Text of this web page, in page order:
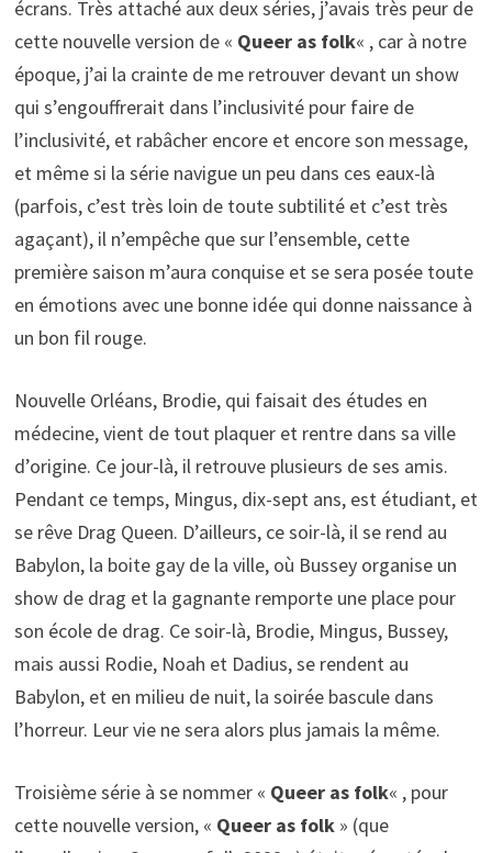
écrans. Très attaché aux deux séries, j’avais très peur de
cette nouvelle version de « Queer as folk« , car à notre
époque, j’ai la crainte de me retrouver devant un show
qui s’engouffrerait dans l’inclusivité pour faire de
l’inclusivité, et rabâcher encore et encore son message,
et même si la série navigue un peu dans ces eaux-là
(parfois, c’est très loin de toute subtilité et c’est très
agaçant), il n’empêche que sur l’ensemble, cette
première saison m’aura conquise et se sera posée toute
en émotions avec une bonne idée qui donne naissance à
un bon fil rouge.
Nouvelle Orléans, Brodie, qui faisait des études en
médecine, vient de tout plaquer et rentre dans sa ville
d’origine. Ce jour-là, il retrouve plusieurs de ses amis.
Pendant ce temps, Mingus, dix-sept ans, est étudiant, et
se rêve Drag Queen. D’ailleurs, ce soir-là, il se rend au
Babylon, la boite gay de la ville, où Bussey organise un
show de drag et la gagnante remporte une place pour
son école de drag. Ce soir-là, Brodie, Mingus, Bussey,
mais aussi Rodie, Noah et Dadius, se rendent au
Babylon, et en milieu de nuit, la soirée bascule dans
l’horreur. Leur vie ne sera alors plus jamais la même.
Troisième série à se nommer « Queer as folk« , pour
cette nouvelle version, « Queer as folk» (que